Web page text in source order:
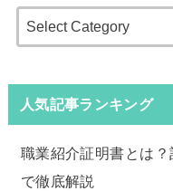
人気記事ランキング
職業紹介証明書とは
で徹底解説